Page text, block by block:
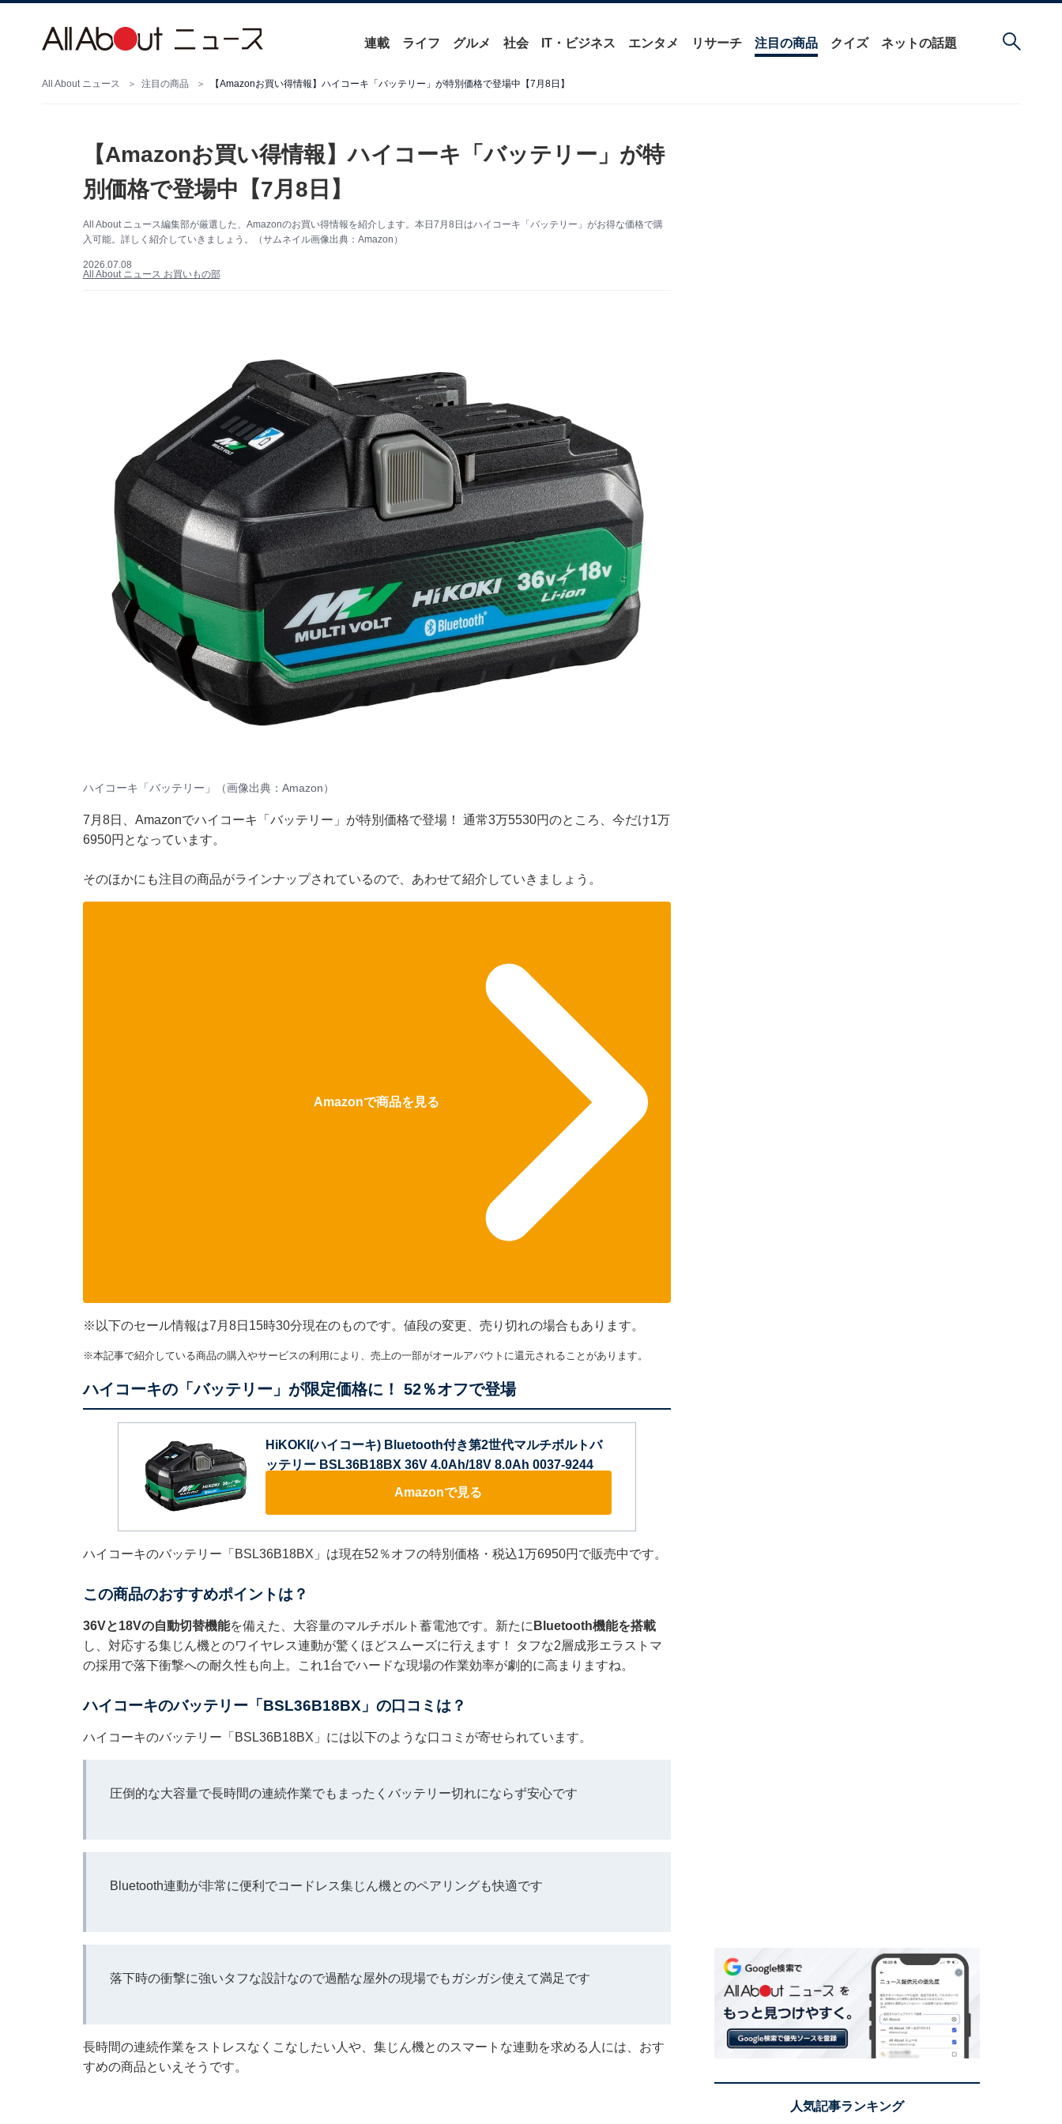
連載 ライフ グルメ 社会 IT・ビジネス エンタメ リサーチ 注目の商品 クイズ ネットの話題
All About ニュース 注目の商品 【Amazonお買い得情報】ハイコーキ「バッテリー」が特別価格で登場中【7月8日】
【Amazonお買い得情報】ハイコーキ「バッテリー」が特
別価格で登場中【7月8日】
All About ニュース編集部が厳選した、Amazonのお買い得情報を紹介します。本日7月8日はハイコーキ「バッテリー」がお得な価格で購
入可能。詳しく紹介していきましょう。（サムネイル画像出典：Amazon）
2026.07.08
All About ニュース お買いもの部
ハイコーキ「バッテリー」（画像出典：Amazon）
7月8日、Amazonでハイコーキ「バッテリー」が特別価格で登場！ 通常3万5530円のところ、今だけ1万
6950円となっています。
そのほかにも注目の商品がラインナップされているので、あわせて紹介していきましょう。
Amazonで商品を見る
※以下のセール情報は7月8日15時30分現在のものです。値段の変更、売り切れの場合もあります。
※本記事で紹介している商品の購入やサービスの利用により、売上の一部がオールアバウトに還元されることがあります。
ハイコーキの「バッテリー」が限定価格に！ 52％オフで登場
HiKOKI(ハイコーキ) Bluetooth付き第2世代マルチボルトバ
ッテリー BSL36B18BX 36V 4.0Ah/18V 8.0Ah 0037-9244
Amazonで見る
ハイコーキのバッテリー「BSL36B18BX」は現在52％オフの特別価格・税込1万6950円で販売中です。
この商品のおすすめポイントは？
36Vと18Vの自動切替機能を備えた、大容量のマルチボルト蓄電池です。新たに Bluetooth機能を搭載
し、対応する集じん機とのワイヤレス連動が驚くほどスムーズに行えます！ タフな2層成形エラストマ
の採用で落下衝撃への耐久性も向上。これ1台でハードな現場の作業効率が劇的に高まりますね。
ハイコーキのバッテリー「BSL36B18BX」の口コミは？
ハイコーキのバッテリー「BSL36B18BX」には以下のような口コミが寄せられています。
圧倒的な大容量で長時間の連続作業でもまったくバッテリー切れにならず安心です
Bluetooth連動が非常に便利でコードレス集じん機とのペアリングも快適です
落下時の衝撃に強いタフな設計なので過酷な屋外の現場でもガシガシ使えて満足です
長時間の連続作業をストレスなくこなしたい人や、集じん機とのスマートな連動を求める人には、おす
すめの商品といえそうです。